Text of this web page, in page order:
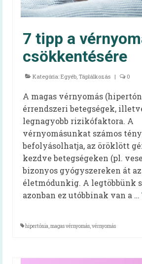
60+ egészség kiadvány
Szakembereknek
EFI-munkatársaknak
60+ receptek
Kardiovaszkuláris
Onkológiai
Egészséges táplálkozást
Aqua Challenge – a vízivás
7 tipp a
csökkentésére
Kategória: Egyéb, Táplálkozás | 0
A magas vérnyomás
érrendszeri betegségek,
legnagyobb rizikófaktora. A
vérnyomásunkat számos
befolyásolhatja, az öröklött
kezdve betegségeken (pl.
bizonyos gyógyszereken át az
életmódunkig. A legtöbbünk
azonban ez utóbbinak van a …
hipertónia,magas vérnyomás,vérnyomás